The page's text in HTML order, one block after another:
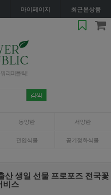
마이페이지 최근본상품
동양란 서양란
관엽식물 공기정화식물
산 생일 선물 프로포즈 전국꽃
비스